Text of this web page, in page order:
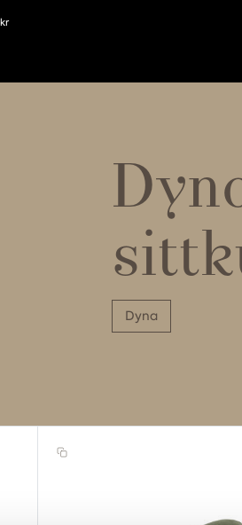
Dyna